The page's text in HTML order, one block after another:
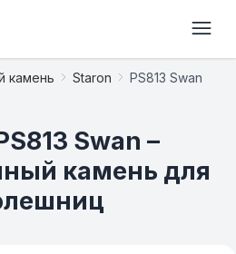
камень Staron PS813 Swan
Swan –
камень для